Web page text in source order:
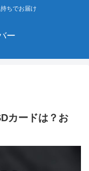
ちでお届け
ー
カードは？お